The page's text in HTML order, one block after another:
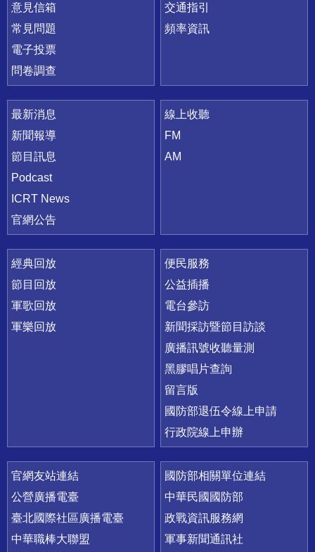
意見信箱
常見問題
電子投票
問卷調查
交通指引
頻率資訊
最新消息
新聞報導
節目訊息
Podcast
ICRT News
官網公告
線上收聽
FM
AM
經典回放
節目回放
軍歌回放
軍樂回放
便民服務
公益插播
電台參訪
新聞採訪暨節目訪談
廣播訊號收聽量測
黑膠唱片查詢
留言版
國防部退伍令線上申請
行政院線上申辦
官網友站連結
公營廣播電臺
臺北國際社區廣播電臺
中華職棒大聯盟
國防部相關單位連結
中華民國國防部
政戰資訊服務網
軍事新聞通訊社